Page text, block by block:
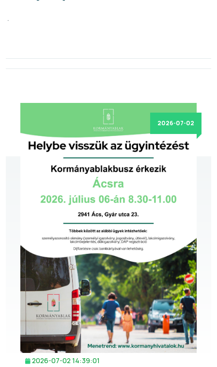
.
2026-07-02
2026-07-02 14:39:01